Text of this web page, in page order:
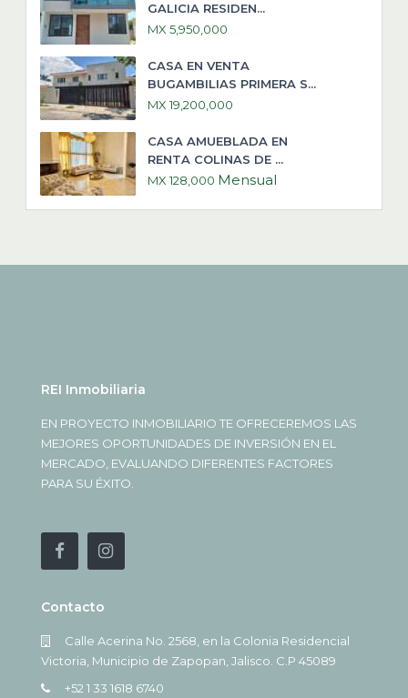
GALICIA RESIDEN...
MX 5,950,000
CASA EN VENTA
BUGAMBILIAS PRIMERA S...
MX 19,200,000
CASA AMUEBLADA EN
RENTA COLINAS DE ...
MX 128,000 Mensual
REI Inmobiliaria
EN PROYECTO INMOBILIARIO TE OFRECEREMOS LAS
MEJORES OPORTUNIDADES DE INVERSIÓN EN EL
MERCADO, EVALUANDO DIFERENTES FACTORES
PARA SU ÉXITO.
Contacto
Calle Acerina No. 2568, en la Colonia Residencial
Victoria, Municipio de Zapopan, Jalisco. C.P 45089
+52 1 33 1618 6740